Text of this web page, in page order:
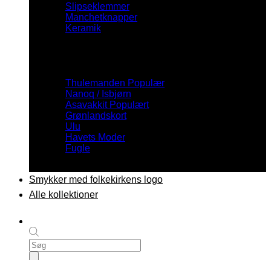
Products
search
Slipseklemmer
Manchetknapper
Keramik
Thulemanden
Nanoq / Isbjørn
Asavakkit
Grønlandskort
Ulu
Havets Moder
Fugle
Smykker med folkekirkens logo
Alle kollektioner